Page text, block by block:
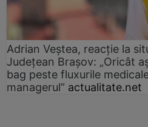
Adrian Veștea, reacție la
Județean Brașov: „Oricât
bag peste fluxurile
managerul” actualitate.net